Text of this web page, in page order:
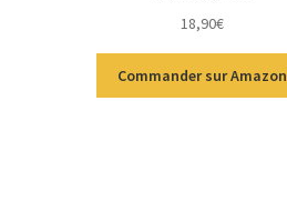
18,90€
Commander sur Amazon